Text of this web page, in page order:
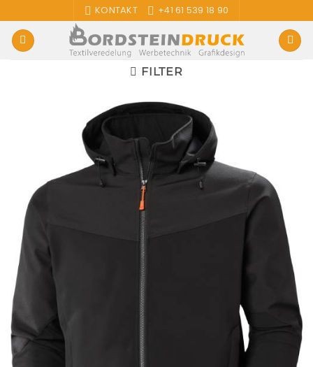
Inhalt
springen
KONTAKT +41 61 539 18 90
FILTER